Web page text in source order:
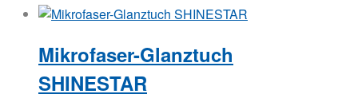
Mikrofaser-Glanztuch
SHINESTAR